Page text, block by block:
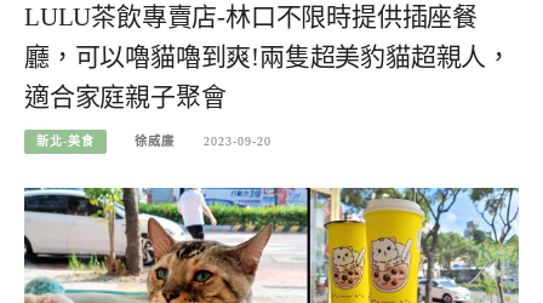
LULU茶飲專賣店-林口不限時提供插座餐
廳，可以嚕貓嚕到爽!兩隻超美豹貓超親人，
適合家庭親子聚會
新北-美食 徐威廉 2023-09-20